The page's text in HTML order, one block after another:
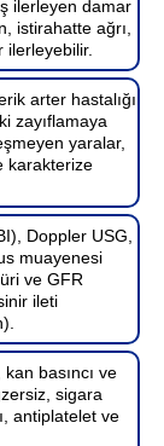
ilerleyen damar
istirahatte ağrı,
ilerleyebilir.
arter hastalığı
zayıflamaya
yaralar,
karakterize
Doppler USG,
muayenesi
ve GFR
ileti
basıncı ve
sigara
antiplatelet ve